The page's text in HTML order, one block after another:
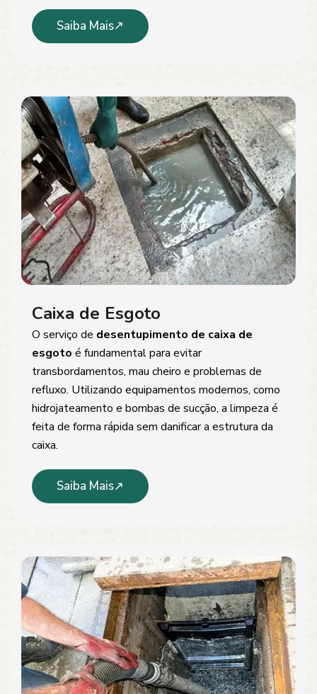
Saiba Mais
Caixa de Esgoto
O serviço de desentupimento de caixa de
esgoto é fundamental para evitar
transbordamentos, mau cheiro e problemas de
refluxo. Utilizando equipamentos modernos, como
hidrojateamento e bombas de sucção, a limpeza é
feita de forma rápida sem danificar a estrutura da
caixa.
Saiba Mais